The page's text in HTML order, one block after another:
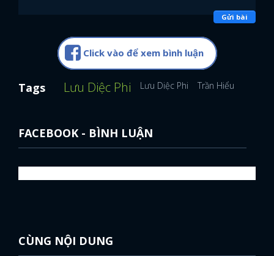
ĐĂNG NHẬP
Gửi bài
Click vào để xem bình luận
Tags Lưu Diệc Phi Lưu Diệc Phi Trần Hiểu
FACEBOOK - BÌNH LUẬN
CÙNG NỘI DUNG